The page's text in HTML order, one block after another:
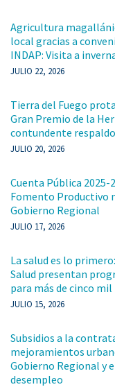
Agricultura
local gracias a
INDAP: Visita a
JULIO 22, 2026
Tierra del Fuego
Gran Premio de la
contundente respaldo
JULIO 20, 2026
Cuenta Pública 2025-
Fomento Productivo
Gobierno Regional
JULIO 17, 2026
La salud es lo
Salud presentan
para más de cinco
JULIO 15, 2026
Subsidios a la
mejoramientos
Gobierno Regional y
desempleo